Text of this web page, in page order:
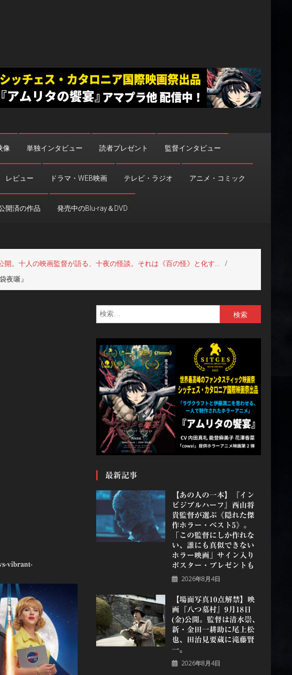
像 単独インタビュー 読者プレゼント 監督インタビュー
レビュー ドラマ・WEB映画 テレビ・ラジオ アニメ・コミック
開済の作品 発売中のBlu-ray＆DVD
。十人の映画監督が語る、十夜の怪談。それは《百の怪》と化す…
夜噺』
vibrant-
索:
最新記事
【あの人の一本】『イン
ビジブルハーフ』⻄⼭将
貴監督が選ぶ《隠れた傑
作ホラー・ベスト5》。
「この監督にしか作れな
い、誰にも真似できない
ホラー映画」サイン入り
ポスター・プレゼントも
2026年8月4日
【場面写真10点解禁】映
画『八つ墓村』9月18日
(金)公開。監督は清水崇、
新・金田一耕助に尾上松
也、田治見要蔵に滝藤賢
一。
2026年8月4日